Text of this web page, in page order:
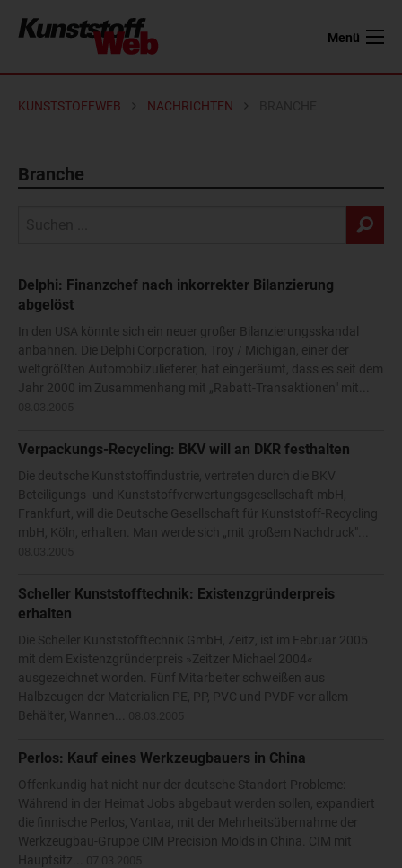
Menü
KUNSTSTOFFWEB NACHRICHTEN
Branche
Delphi: Finanzchef nach inkorrekter Bilanzierung
abgelöst
In den USA könnte sich ein neuer großer Bilanzierungsskandal
anbahnen. Die Delphi Corporation, Troy / Michigan, einer der
weltgrößten Automobilzulieferer, hat eingeräumt, dass es seit dem
Jahr 2000 im Zusammenhang mit „Rabatt-Transaktionen" mit...
Verpackungs-Recycling: BKV will an DKR festhalten
Die deutsche Kunststoffindustrie, vertreten durch die BKV
Beteiligungs- und Kunststoffverwertungsgesellschaft mbH,
Frankfurt, will die Deutsche Gesellschaft für Kunststoff-Recycling
mbH, Köln, erhalten. Man werde sich „mit großem Nachdruck"...
Scheller Kunststofftechnik: Existenzgründerpreis
erhalten
Die Scheller Kunststofftechnik GmbH, Zeitz, ist im Februar 2005
mit dem Existenzgründerpreis »Zeitzer Michael 2004«
ausgezeichnet worden. Fünf Mitarbeiter schweißen aus
Halbzeugen der Materialien PE, PP, PVC und PVDF vor allem
Behälter, Wannen...
Perlos: Kauf eines Werkzeugbauers in China
Offenkundig hat nicht nur der deutsche Standort Probleme:
Während in der Heimat Jobs abgebaut werden sollen, expandiert
die finnische Perlos, Vantaa, mit der Mehrheitsübernahme der
Werkzeugbau-Gruppe CIM Precision Molds in China. CIM mit
Hauptsitz...